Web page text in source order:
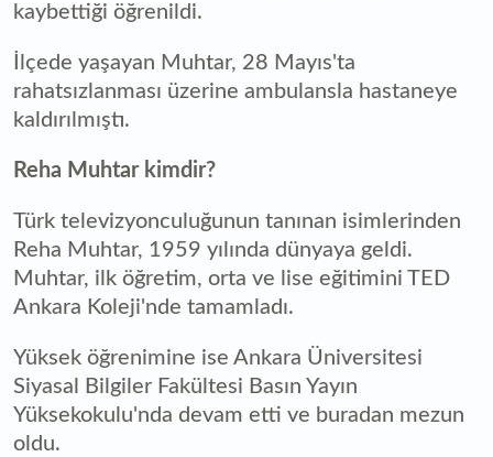
kaybettiği öğrenildi.
İlçede yaşayan Muhtar, 28 Mayıs'ta
rahatsızlanması üzerine ambulansla hastaneye
kaldırılmıştı.
Reha Muhtar kimdir?
Türk televizyonculuğunun tanınan isimlerinden
Reha Muhtar, 1959 yılında dünyaya geldi.
Muhtar, ilk öğretim, orta ve lise eğitimini TED
Ankara Koleji'nde tamamladı.
Yüksek öğrenimine ise Ankara Üniversitesi
Siyasal Bilgiler Fakültesi Basın Yayın
Yüksekokulu'nda devam etti ve buradan mezun
oldu.